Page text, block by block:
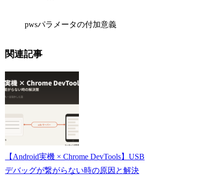
pwsパラメータの付加意義
関連記事
【Android実機 × Chrome DevTools】USB
デバッグが繋がらない時の原因と解決